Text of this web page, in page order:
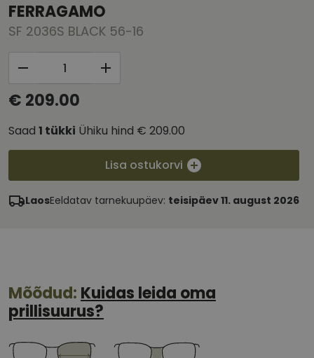
FERRAGAMO
SF 2036S BLACK 56-16
€ 209.00
Saad 1 tükki Ühiku hind € 209.00
Lisa ostukorvi
LaosEeldatav tarnekuupäev: teisipäev 11. august 2026
Mõõdud: Kuidas leida oma
prillisuurus?